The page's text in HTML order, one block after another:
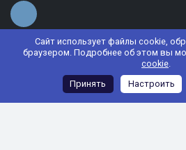
Сайт использует файлы cookie,
браузером. Подробнее об этом вы
cookie.
Принять
Настроить
© 2022 АНО ДО "Планета